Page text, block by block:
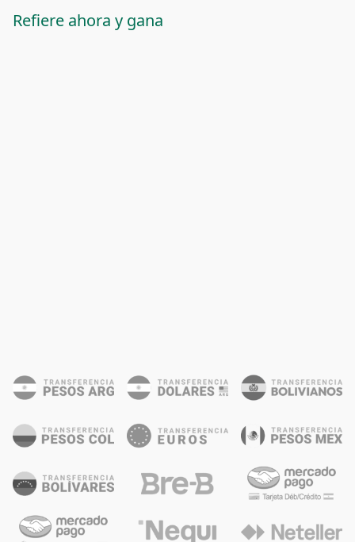
Refiere ahora y gana